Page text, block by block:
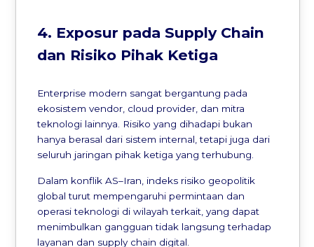
4. Exposur pada Supply Chain
dan Risiko Pihak Ketiga
Enterprise modern sangat bergantung pada
ekosistem vendor, cloud provider, dan mitra
teknologi lainnya. Risiko yang dihadapi bukan
hanya berasal dari sistem internal, tetapi juga dari
seluruh jaringan pihak ketiga yang terhubung.
Dalam konflik AS–Iran, indeks risiko geopolitik
global turut mempengaruhi permintaan dan
operasi teknologi di wilayah terkait, yang dapat
menimbulkan gangguan tidak langsung terhadap
layanan dan supply chain digital.